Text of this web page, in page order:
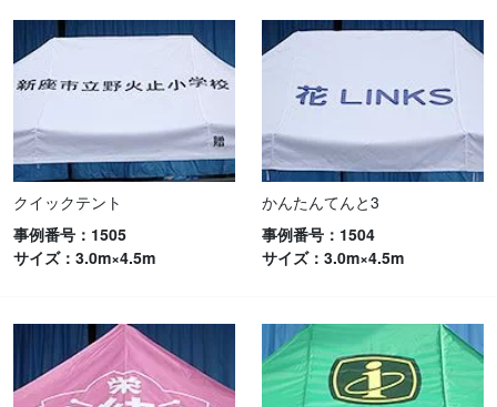
クイックテント
事例番号：1505
サイズ：3.0m×4.5m
かんたんてんと3
事例番号：1504
サイズ：3.0m×4.5m